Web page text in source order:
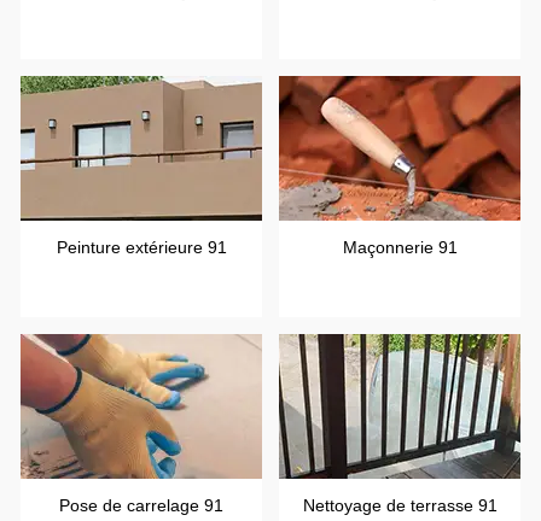
Peinture extérieure 91 Maçonnerie 91
Pose de carrelage 91 Nettoyage de terrasse 91